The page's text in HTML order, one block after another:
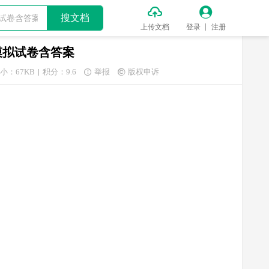
搜文档 
上传文档

登录 注册
试卷含答案
：67KB 积分：9.6  举报  版权申诉